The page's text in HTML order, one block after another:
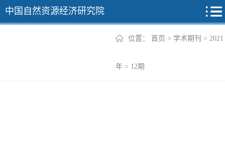
中国自然资源经济研究院
位置： 首页 > 学术期刊 > 2021
年 > 12期